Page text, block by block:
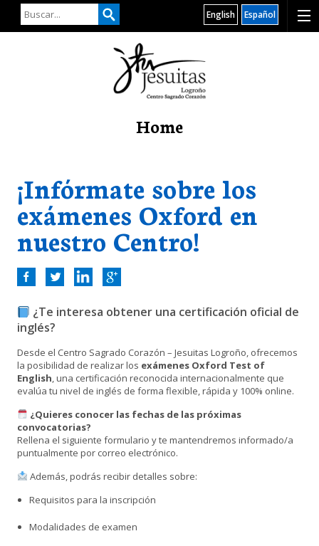
Español
English
Home
¡Infórmate sobre los
exámenes Oxford en
nuestro Centro!
¿Te interesa obtener una certificación oficial de
inglés?
Desde el Centro Sagrado Corazón – Jesuitas Logroño, ofrecemos
la posibilidad de realizar los exámenes Oxford Test of
English, una certificación reconocida internacionalmente que
evalúa tu nivel de inglés de forma flexible, rápida y 100% online.
¿Quieres conocer las fechas de las próximas
convocatorias?
Rellena el siguiente formulario y te mantendremos informado/a
puntualmente por correo electrónico.
Además, podrás recibir detalles sobre:
Requisitos para la inscripción
Modalidades de examen